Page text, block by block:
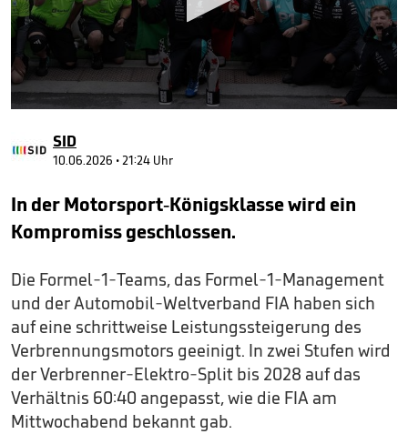
of
46
SID
10.06.2026 • 21:24 Uhr
In der Motorsport-Königsklasse wird ein
Kompromiss geschlossen.
Die Formel-1-Teams, das Formel-1-Management
und der Automobil-Weltverband FIA haben sich
auf eine schrittweise Leistungssteigerung des
Verbrennungsmotors geeinigt. In zwei Stufen wird
der Verbrenner-Elektro-Split bis 2028 auf das
Verhältnis 60:40 angepasst, wie die FIA am
Mittwochabend bekannt gab.